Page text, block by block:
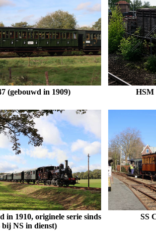
(gebouwd in 1909) HSM
in 1910, originele serie sinds
bij NS in dienst)
SS